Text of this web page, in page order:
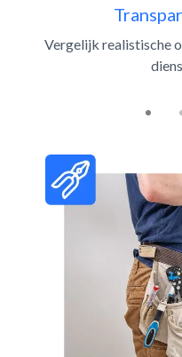
Vergelijk realistische